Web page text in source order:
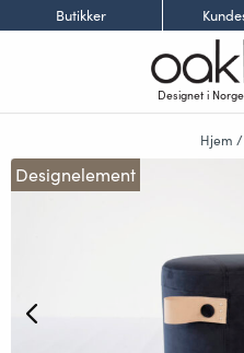
Butikker
Designet i
Hjem /
Designelement